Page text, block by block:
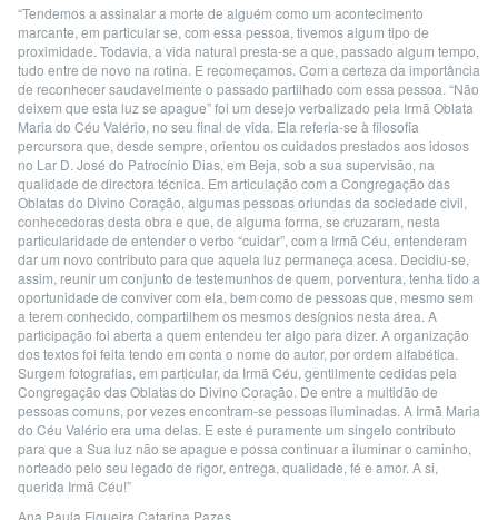
“Tendemos a assinalar a morte de alguém como um acontecimento
marcante, em particular se, com essa pessoa, tivemos algum tipo de
proximidade. Todavia, a vida natural presta-se a que, passado algum tempo,
tudo entre de novo na rotina. E recomeçamos. Com a certeza da importância
de reconhecer saudavelmente o passado partilhado com essa pessoa.“Não
deixem que esta luz se apague” foi um desejo verbalizado pela Irmã Oblata
Maria do Céu Valério, no seu final de vida. Ela referia-se à filosofia
percursora que, desde sempre, orientou os cuidados prestados aos idosos
no Lar D. José do Patrocínio Dias, em Beja, sob a sua supervisão, na
qualidade de directora técnica. Em articulação com a Congregação das
Oblatas do Divino Coração, algumas pessoas oriundas da sociedade civil,
conhecedoras desta obra e que, de alguma forma, se cruzaram, nesta
particularidade de entender o verbo “cuidar”, com a Irmã Céu, entenderam
dar um novo contributo para que aquela luz permaneça acesa. Decidiu-se,
assim, reunir um conjunto de testemunhos de quem, porventura, tenha tido a
oportunidade de conviver com ela, bem como de pessoas que, mesmo sem
a terem conhecido, compartilhem os mesmos desígnios nesta área. A
participação foi aberta a quem entendeu ter algo para dizer.A organização
dos textos foi feita tendo em conta o nome do autor, por ordem alfabética.
Surgem fotografias, em particular, da Irmã Céu, gentilmente cedidas pela
Congregação das Oblatas do Divino Coração. De entre a multidão de
pessoas comuns, por vezes encontram-se pessoas iluminadas. A Irmã Maria
do Céu Valério era uma delas. E este é puramente um singelo contributo
para que a Sua luz não se apague e possa continuar a iluminar o caminho,
norteado pelo seu legado de rigor, entrega, qualidade, fé e amor.A si,
querida Irmã Céu!”